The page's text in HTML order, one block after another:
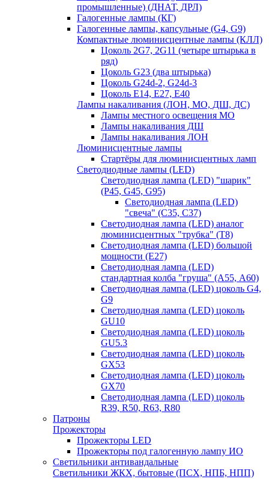
промышленные) (ДНАТ, ДРЛ)
Галогенные лампы (КГ)
Галогенные лампы, капсульные (G4, G9)
Компактные люминисцентные лампы (КЛЛ)
Цоколь 2G7, 2G11 (четыре штырька в
ряд)
Цоколь G23 (два штырька)
Цоколь G24d-2, G24d-3
Цоколь Е14, Е27, Е40
Лампы накаливания (ЛОН, МО, ДШ, ДС)
Лампы местного освещения МО
Лампы накаливания ДШ
Лампы накаливания ЛОН
Люминисцентные лампы
Стартёры для люминисцентных ламп
Светодиодные лампы (LED)
Светодиодная лампа (LED) "шарик"
(P45, G45, G95)
Светодиодная лампа (LED)
"свеча" (С35, С37)
Светодиодная лампа (LED) аналог
люминисцентных "трубка" (T8)
Светодиодная лампа (LED) большой
мощности (Е27)
Светодиодная лампа (LED)
стандартная колба "груша" (А55, А60)
Светодиодная лампа (LED) цоколь G4,
G9
Светодиодная лампа (LED) цоколь
GU10
Светодиодная лампа (LED) цоколь
GU5.3
Светодиодная лампа (LED) цоколь
GX53
Светодиодная лампа (LED) цоколь
GX70
Светодиодная лампа (LED) цоколь
R39, R50, R63, R80
Патроны
Прожекторы
Прожекторы LED
Прожекторы под галогенную лампу ИО
Светильники антивандальные
Светильники ЖКХ, бытовые (ПСХ, НПБ, НПП)